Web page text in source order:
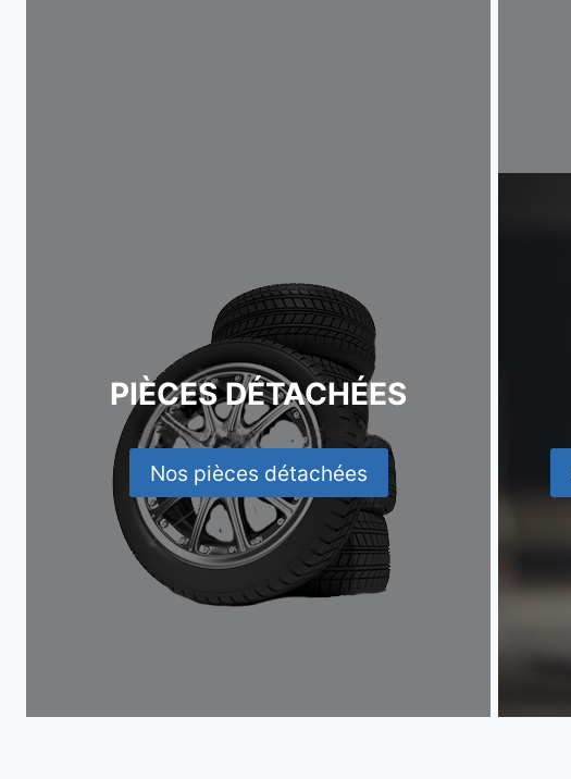
PIÈCES DÉTACHÉES
Nos pièces détachées